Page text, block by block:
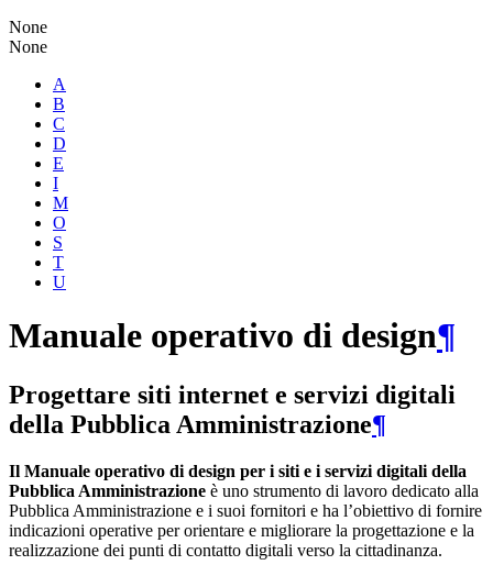
None
None
A
B
C
D
E
I
M
O
S
T
U
Manuale operativo di design¶
Progettare siti internet e servizi digitali
della Pubblica Amministrazione¶
Il Manuale operativo di design per i siti e i servizi digitali della
Pubblica Amministrazione è uno strumento di lavoro dedicato alla
Pubblica Amministrazione e i suoi fornitori e ha l’obiettivo di fornire
indicazioni operative per orientare e migliorare la progettazione e la
realizzazione dei punti di contatto digitali verso la cittadinanza.